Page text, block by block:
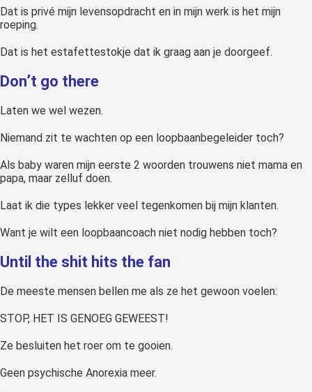
Dat is privé mijn levensopdracht en in mijn werk is het mijn
roeping.
Dat is het estafettestokje dat ik graag aan je doorgeef.
Don’t go there
Laten we wel wezen.
Niemand zit te wachten op een loopbaanbegeleider toch?
Als baby waren mijn eerste 2 woorden trouwens niet mama en
papa, maar zelluf doen.
Laat ik die types lekker veel tegenkomen bij mijn klanten.
Want je wilt een loopbaancoach niet nodig hebben toch?
Until the shit hits the fan
De meeste mensen bellen me als ze het gewoon voelen:
STOP, HET IS GENOEG GEWEEST!
Ze besluiten het roer om te gooien.
Geen psychische Anorexia meer.